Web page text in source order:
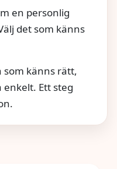
en personlig
det som känns
som känns rätt,
Ett steg